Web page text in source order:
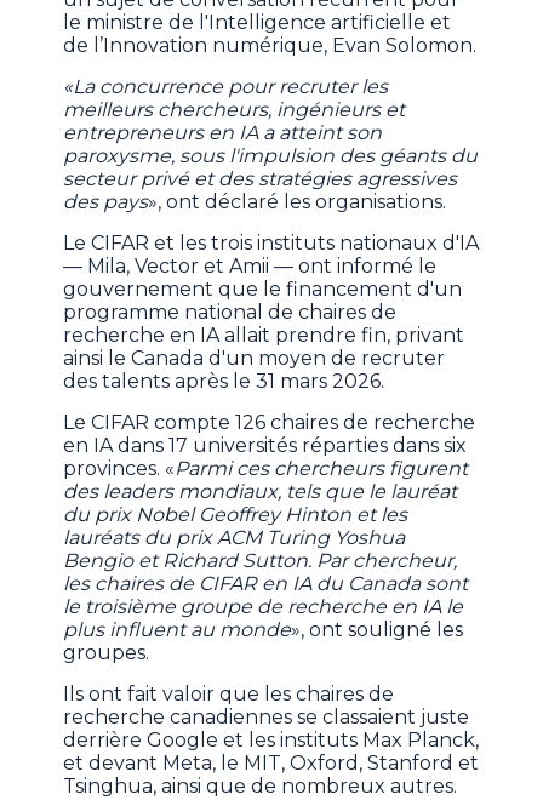
le ministre de l'Intelligence artificielle et
de l’Innovation numérique, Evan Solomon.
«La concurrence pour recruter les
meilleurs chercheurs, ingénieurs et
entrepreneurs en IA a atteint son
paroxysme, sous l'impulsion des géants du
secteur privé et des stratégies agressives
des pays», ont déclaré les organisations.
Le CIFAR et les trois instituts nationaux d'IA
— Mila, Vector et Amii — ont informé le
gouvernement que le financement d'un
programme national de chaires de
recherche en IA allait prendre fin, privant
ainsi le Canada d'un moyen de recruter
des talents après le 31 mars 2026.
Le CIFAR compte 126 chaires de recherche
en IA dans 17 universités réparties dans six
provinces. «Parmi ces chercheurs figurent
des leaders mondiaux, tels que le lauréat
du prix Nobel Geoffrey Hinton et les
lauréats du prix ACM Turing Yoshua
Bengio et Richard Sutton. Par chercheur,
les chaires de CIFAR en IA du Canada sont
le troisième groupe de recherche en IA le
plus influent au monde», ont souligné les
groupes.
Ils ont fait valoir que les chaires de
recherche canadiennes se classaient juste
derrière Google et les instituts Max Planck,
et devant Meta, le MIT, Oxford, Stanford et
Tsinghua, ainsi que de nombreux autres.